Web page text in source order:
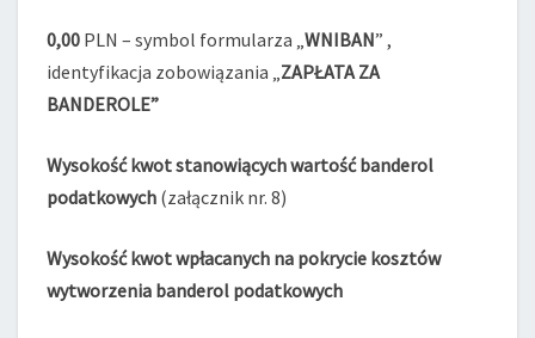
0,00 PLN – symbol formularza „WNIBAN” ,
identyfikacja zobowiązania „ZAPŁATA ZA
BANDEROLE”
Wysokość kwot stanowiących wartość banderol
podatkowych (załącznik nr. 8)
Wysokość kwot wpłacanych na pokrycie kosztów
wytworzenia banderol podatkowych